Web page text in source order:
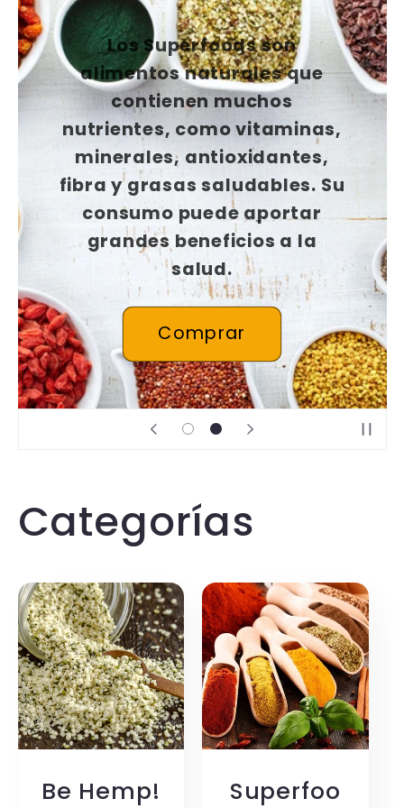
Los Superfoods son
alimentos naturales que
contienen muchos
nutrientes, como vitaminas,
minerales, antioxidantes,
fibra y grasas saludables. Su
consumo puede aportar
grandes beneficios a la
salud.
Comprar
Categorías
Be Hemp!
Superfoo